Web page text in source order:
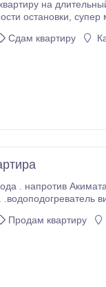
срок. Частично
Сдам квартиру
по ул М Жусупа 48 4-х комнатная на
Продам квартиру